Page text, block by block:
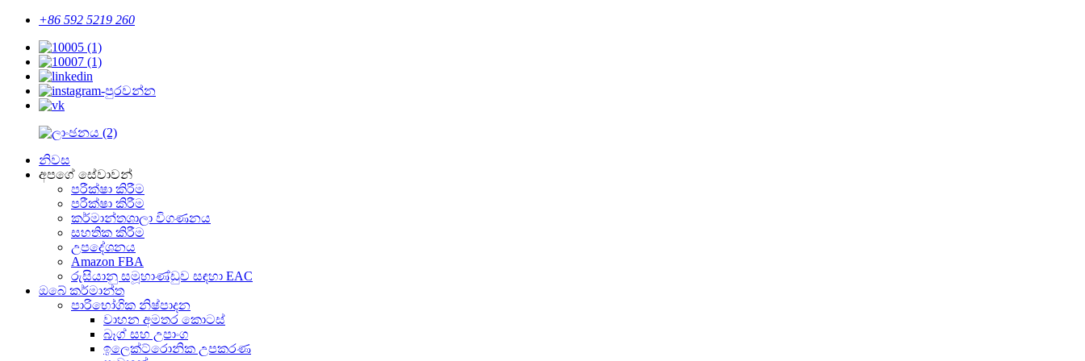
+86 592 5219 260
නිවස
අපගේ සේවාවන්
පරීක්ෂා කිරීම
පරීක්ෂා කිරීම
කර්මාන්තශාලා විගණනය
සහතික කිරීම
උපදේශනය
Amazon FBA
රුසියානු සමූහාණ්ඩුව සඳහා EAC
ඔබේ කර්මාන්ත
පාරිභෝගික නිෂ්පාදන
වාහන අමතර කොටස්
බෑග් සහ උපාංග
ඉලෙක්ට්රොනික උපකරණ